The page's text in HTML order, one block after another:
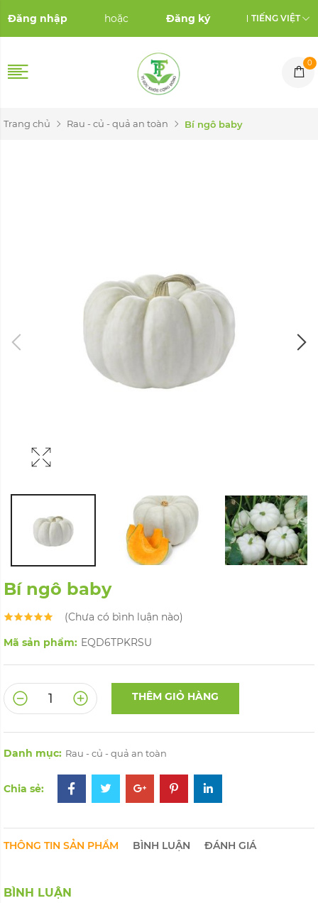
Đăng nhập hoặc Đăng ký TIẾNG VIỆT
0
Trang chủ Rau - củ - quả an toàn Bí ngô baby
Bí ngô baby
(Chưa có bình luận nào)
Mã sản phẩm: EQD6TPKRSU
THÊM GIỎ HÀNG
Danh mục: Rau - củ - quả an toàn
Chia sẻ:
THÔNG TIN SẢN PHẨM BÌNH LUẬN ĐÁNH GIÁ
BÌNH LUẬN